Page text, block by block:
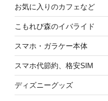
お気に入りのカフェなど
こもれび森のイバライド
スマホ・ガラケー本体
スマホ代節約、格安SIM
ディズニーグッズ